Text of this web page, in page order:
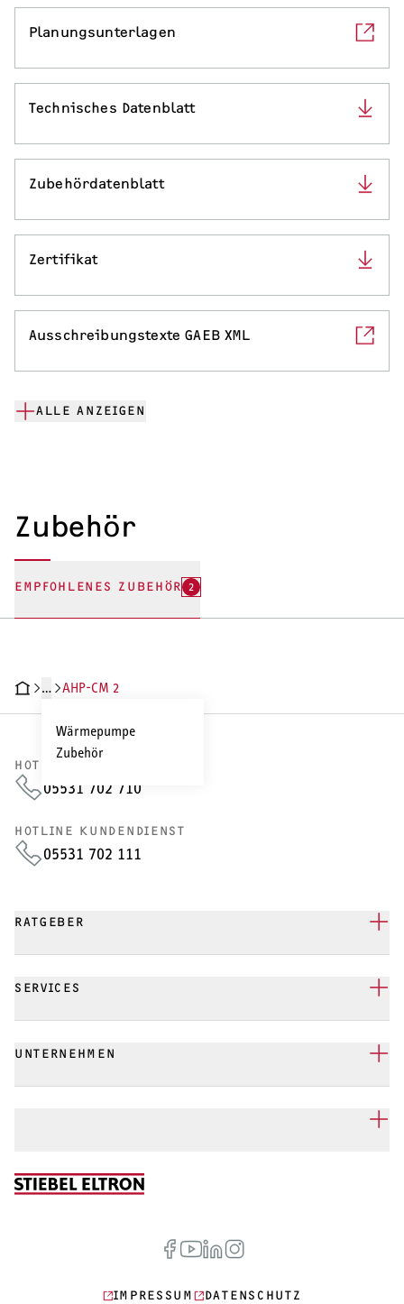
Planungsunterlagen
Technisches Datenblatt
Zubehördatenblatt
Zertifikat
Ausschreibungstexte GAEB XML
ALLE ANZEIGEN
Zubehör
EMPFOHLENES ZUBEHÖR 2
TECHNISCHE DATEN
…
Wärmepumpe
Zubehör
AHP-CM 2
HOTLINE VERTRIEB
05531 702 710
HOTLINE KUNDENDIENST
05531 702 111
RATGEBER
SERVICES
UNTERNEHMEN
IMPRESSUM DATENSCHUTZ